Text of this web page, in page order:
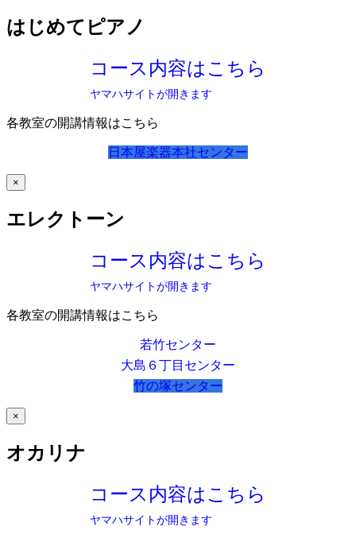
はじめてピアノ
コース内容はこちら
ヤマハサイトが開きます
各教室の開講情報はこちら
日本屋楽器本社センター
×
エレクトーン
コース内容はこちら
ヤマハサイトが開きます
各教室の開講情報はこちら
若竹センター
大島６丁目センター
竹の塚センター
×
オカリナ
コース内容はこちら
ヤマハサイトが開きます